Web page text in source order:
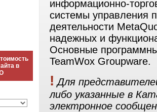
в
информационно-
системы управления
деятельности
надежных и
Основные
TeamWox Groupware.
! Для
либо указанные в
электронное